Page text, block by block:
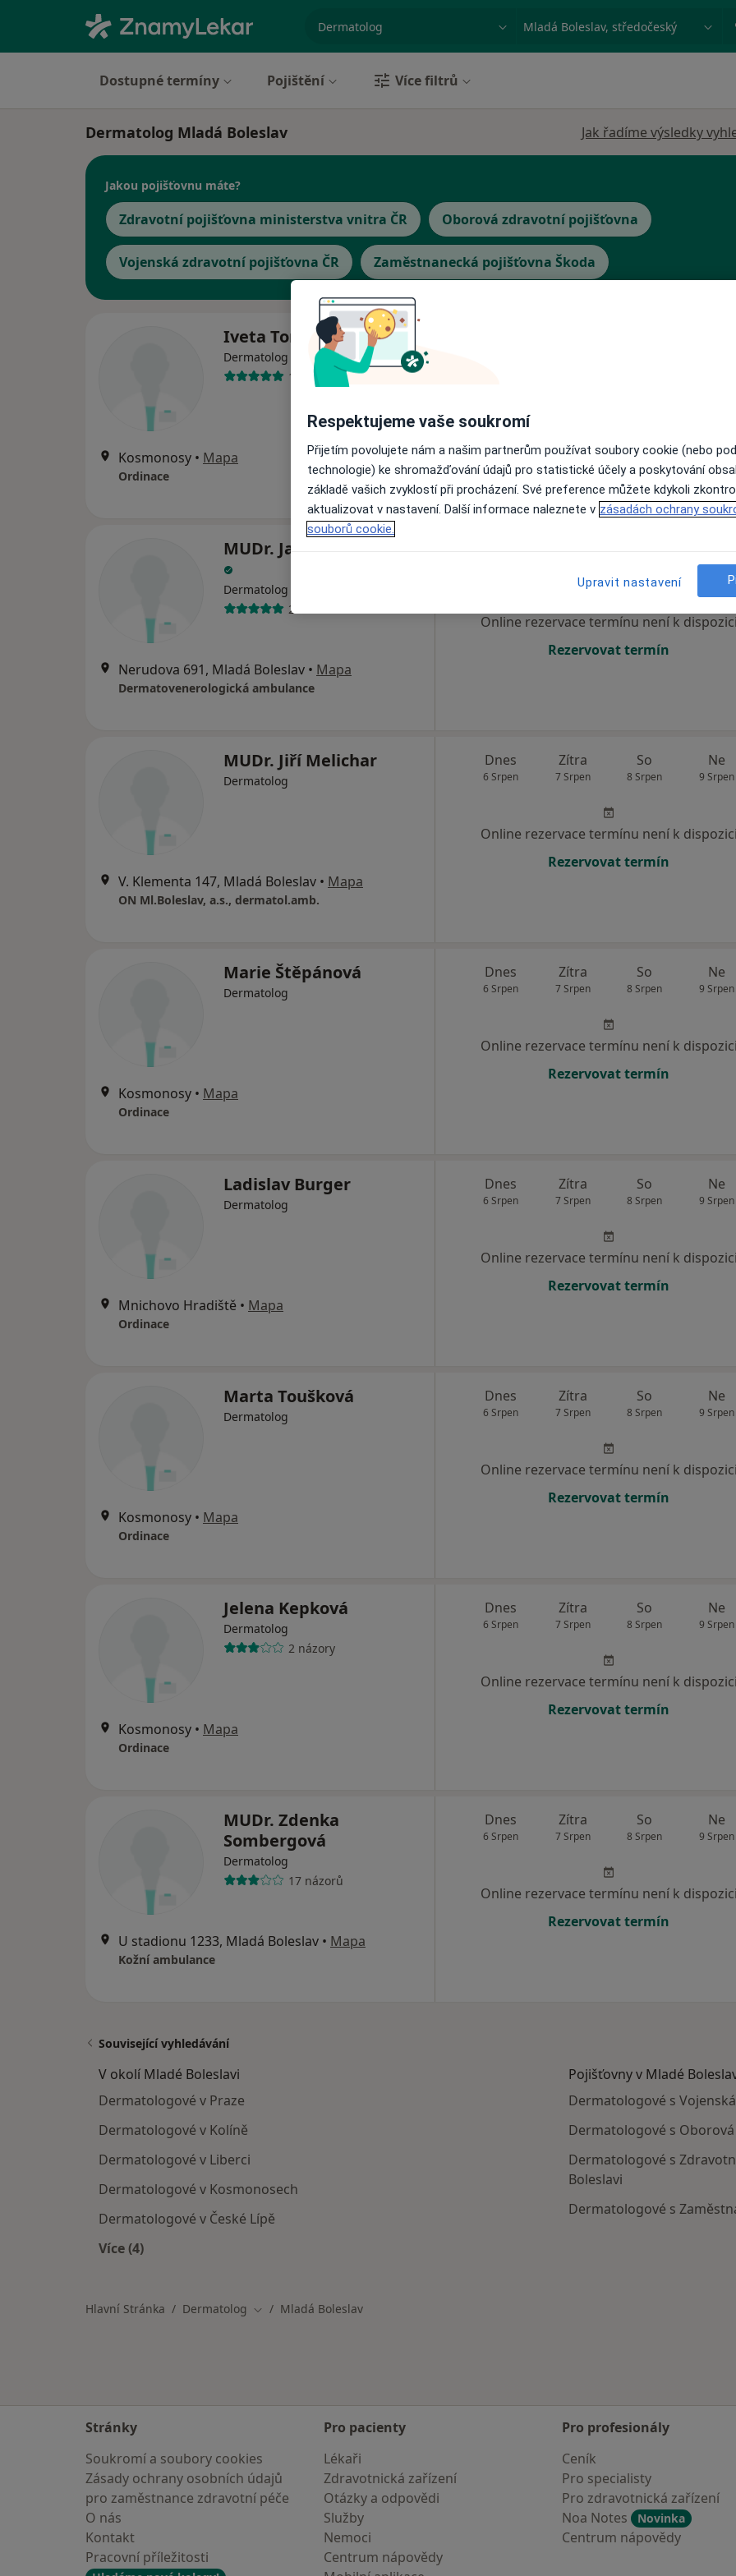
Město nebo region
Dostupné termíny Pojištění Více filtrů
Dermatolog Mladá Boleslav Jak řadíme výsledky
Jakou pojišťovnu máte?
Zdravotní pojišťovna ministerstva vnitra ČR Oborová zdravotní pojišťovna
Vojenská zdravotní pojišťovna ČR Zaměstnanecká pojišťovna Škoda
Iveta Tomšíková
Dermatolog
1 názor
Kosmonosy • Mapa
Ordinace
MUDr. Jana Marčeková
Dermatolog
27 názorů
Nerudova 691, Mladá Boleslav • Mapa
Dermatovenerologická ambulance
9 Srpen
Online rezervace termínu není k dispozici
Rezervovat termín
MUDr. Jiří Melichar
Dermatolog
V. Klementa 147, Mladá Boleslav • Mapa
ON Ml.Boleslav, a.s., dermatol.amb.
Dnes
6 Srpen
Zítra
7 Srpen
So
8 Srpen
Ne
9 Srpen
Online rezervace termínu není k dispozici
Rezervovat termín
Marie Štěpánová
Dermatolog
Kosmonosy • Mapa
Ordinace
Dnes
6 Srpen
Zítra
7 Srpen
So
8 Srpen
Ne
9 Srpen
Online rezervace termínu není k dispozici
Rezervovat termín
Ladislav Burger
Dermatolog
Mnichovo Hradiště • Mapa
Ordinace
Dnes
6 Srpen
Zítra
7 Srpen
So
8 Srpen
Ne
9 Srpen
Online rezervace termínu není k dispozici
Rezervovat termín
Marta Toušková
Dermatolog
Kosmonosy • Mapa
Ordinace
Dnes
6 Srpen
Zítra
7 Srpen
So
8 Srpen
Ne
9 Srpen
Online rezervace termínu není k dispozici
Rezervovat termín
Jelena Kepková
Dermatolog
2 názory
Kosmonosy • Mapa
Ordinace
Dnes
6 Srpen
Zítra
7 Srpen
So
8 Srpen
Ne
9 Srpen
Online rezervace termínu není k dispozici
Rezervovat termín
MUDr. Zdenka
Sombergová
Dermatolog
17 názorů
U stadionu 1233, Mladá Boleslav • Mapa
Kožní ambulance
Dnes
6 Srpen
Zítra
7 Srpen
So
8 Srpen
Ne
9 Srpen
Online rezervace termínu není k dispozici
Rezervovat termín
Související vyhledávání
V okolí Mladé Boleslavi
Dermatologové v Praze
Dermatologové v Kolíně
Dermatologové v Liberci
Dermatologové v Kosmonosech
Dermatologové v České Lípě
Více (4)
Pojišťovny v Mladé
Dermatologové s
Dermatologové s
Dermatologové s
Boleslavi
Dermatologové s
Hlavní Stránka Dermatolog Změna města
Mladá Boleslav
Stránky
Soukromí a soubory cookies
Zásady ochrany osobních údajů
pro zaměstnance zdravotní péče
O nás
Kontakt
Pracovní příležitosti
Pro pacienty
Lékaři
Zdravotnická zařízení
Otázky a odpovědi
Služby
Nemoci
Centrum nápovědy
Pro profesionály
Ceník
Pro specialisty
Pro zdravotnická zařízení
Noa Notes
Novinka
Centrum nápovědy
Respektujeme vaše soukromí
Přijetím povolujete nám a našim partnerům používat soubory cookie (nebo
technologie) ke shromažďování údajů pro statistické účely a poskytování
základě vašich zvyklostí při procházení. Své preference můžete kdykoli
aktualizovat v nastavení. Další informace naleznete v zásadách ochrany
souborů cookie.
Upravit nastavení